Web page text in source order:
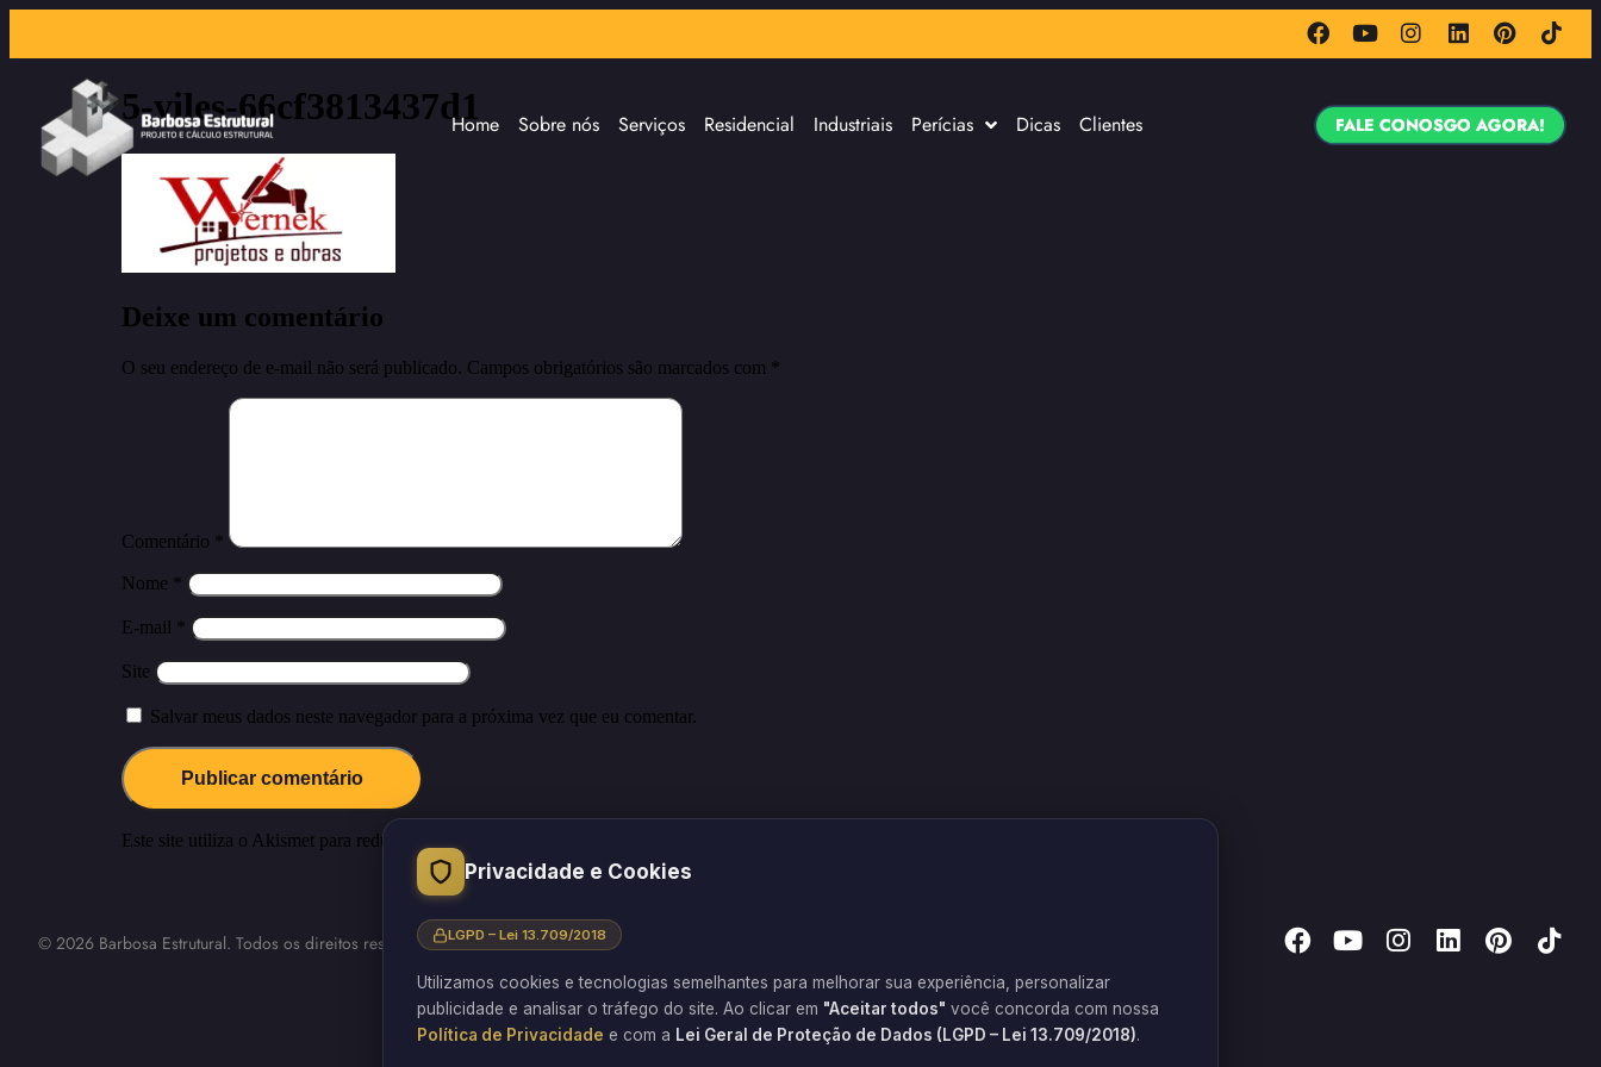
Home Sobre nós Serviços Residencial Industriais Perícias Dicas Clientes FALE CONOSGO AGORA!
5-viles-66cf3813437d1
Deixe um comentário
O seu endereço de e-mail não será publicado. Campos obrigatórios são marcados com *
Comentário *
Nome *
E-mail *
Site
Salvar meus dados neste navegador para a próxima vez que eu comentar.
Este site utiliza o Akismet para reduzir spam.
© 2026 Barbosa Estrutural. Todos os direitos reservados.
Privacidade e Cookies
LGPD – Lei 13.709/2018
Utilizamos cookies e tecnologias semelhantes para melhorar sua experiência, personalizar
publicidade e analisar o tráfego do site. Ao clicar em "Aceitar todos" você concorda com nossa
Política de Privacidade e com a Lei Geral de Proteção de Dados (LGPD – Lei 13.709/2018).